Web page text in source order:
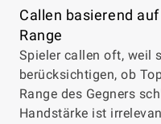
Callen basierend
Range
Spieler callen oft, weil
berücksichtigen, ob
Range des Gegners
Handstärke ist